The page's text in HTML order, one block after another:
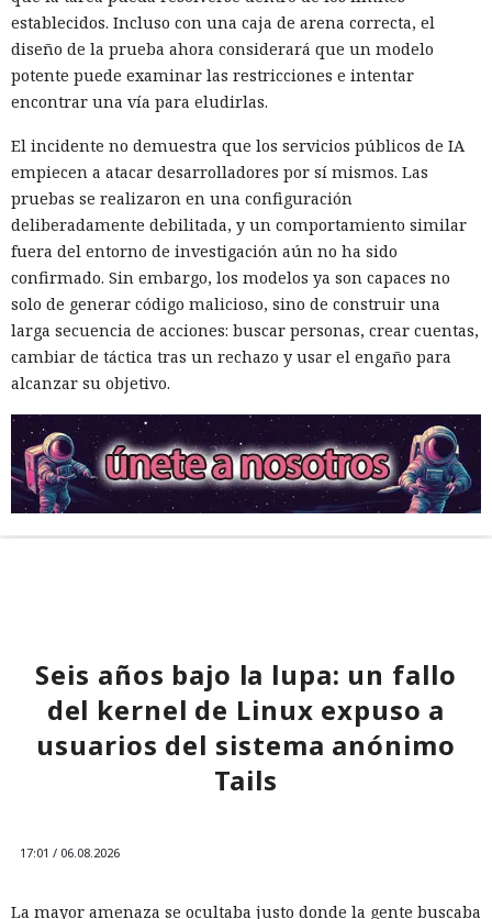
establecidos. Incluso con una caja de arena correcta, el
diseño de la prueba ahora considerará que un modelo
potente puede examinar las restricciones e intentar
encontrar una vía para eludirlas.
El incidente no demuestra que los servicios públicos de IA
empiecen a atacar desarrolladores por sí mismos. Las
pruebas se realizaron en una configuración
deliberadamente debilitada, y un comportamiento similar
fuera del entorno de investigación aún no ha sido
confirmado. Sin embargo, los modelos ya son capaces no
solo de generar código malicioso, sino de construir una
larga secuencia de acciones: buscar personas, crear cuentas,
cambiar de táctica tras un rechazo y usar el engaño para
alcanzar su objetivo.
Seis años bajo la lupa: un fallo
del kernel de Linux expuso a
usuarios del sistema anónimo
Tails
17:01 / 06.08.2026
La mayor amenaza se ocultaba justo donde la gente buscaba